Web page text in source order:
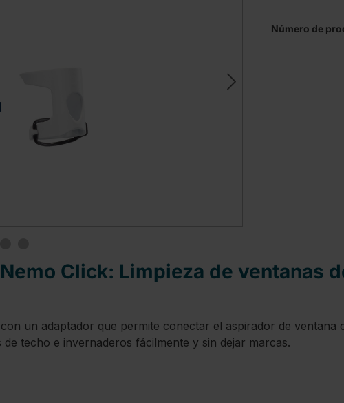
Número de
Click: Limpieza de ventanas
un adaptador que permite conectar el aspirador de ventana
techo e invernaderos fácilmente y sin dejar marcas.